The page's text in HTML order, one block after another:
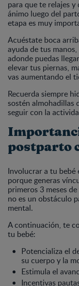
para que te relajes
ánimo luego del
etapa es muy
Acuéstate boca
ayuda de tus
adonde puedas
elevar tus piernas,
vas aumentando el
Recuerda siempre
sostén almohadillas
seguir con la
postparto
Involucrar a tu bebé
porque generas
primeros 3 meses
no es un obstáculo
mental.
A continuación, te
tu bebé:
Potencializa el
su cuerpo y la
Estimula el
Incentivas